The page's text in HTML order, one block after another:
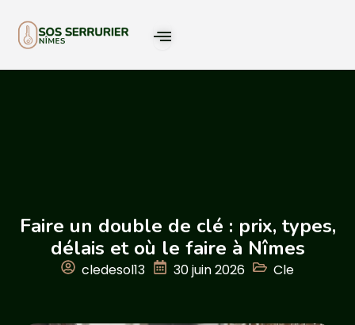
Faire un double de clé : prix, types,
délais et où le faire à Nîmes
cledesol13 30 juin 2026 Cle